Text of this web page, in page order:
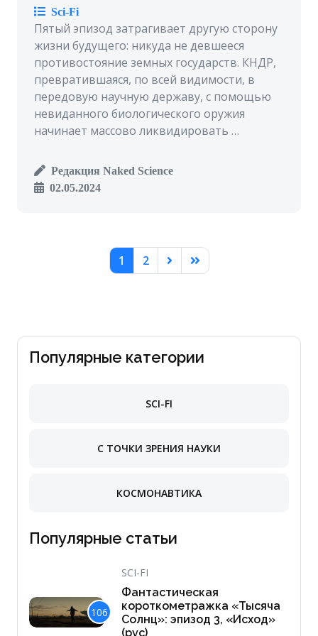
Sci-Fi
Пятый эпизод затрагивает другую сторону
жизни будущего: никуда не девшееся
противостояние земных государств. КНДР,
превратившаяся, по всей видимости, в
передовую научную державу, с помощью
невиданного биологического оружия
начинает массово ликвидировать …
Редакция Naked Science
02.05.2024
1 2
Популярные категории
SCI-FI
С ТОЧКИ ЗРЕНИЯ НАУКИ
КОСМОНАВТИКА
Популярные статьи
106
SCI-FI
Фантастическая
короткометражка «Тысяча
Солнц»: эпизод 3, «Исход»
(рус)